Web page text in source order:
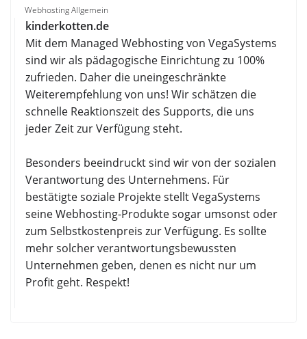
Webhosting Allgemein
kinderkotten.de
Mit dem Managed Webhosting von VegaSystems
sind wir als pädagogische Einrichtung zu 100%
zufrieden. Daher die uneingeschränkte
Weiterempfehlung von uns! Wir schätzen die
schnelle Reaktionszeit des Supports, die uns
jeder Zeit zur Verfügung steht.
Besonders beeindruckt sind wir von der sozialen
Verantwortung des Unternehmens. Für
bestätigte soziale Projekte stellt VegaSystems
seine Webhosting-Produkte sogar umsonst oder
zum Selbstkostenpreis zur Verfügung. Es sollte
mehr solcher verantwortungsbewussten
Unternehmen geben, denen es nicht nur um
Profit geht. Respekt!